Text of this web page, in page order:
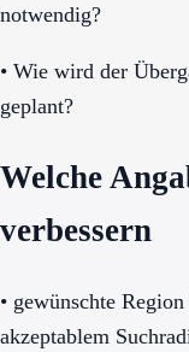
notwendig?
• Wie wird der
geplant?
Welche
verbessern
• gewünschte
akzeptablem